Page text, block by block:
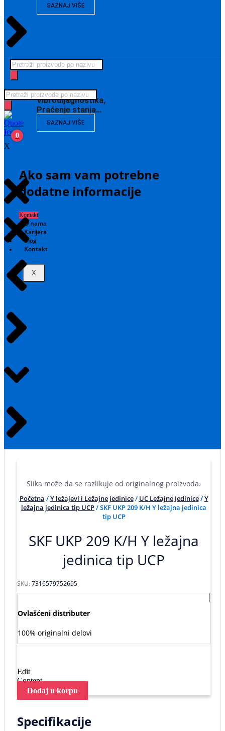
SAZNAJ VIŠE
Vibrodijagnostika,
Praćenje stanja…
SAZNAJ VIŠE
Ako sam vam potrebne
dodatne informacije
Kontakt
O nama
Karijera
Blog
Kontakt
X
Products
search
Products
search
0
X
Slika može da se razlikuje od originalnog proizvoda.
Početna /Y ležajevi i Ležajne jedinice/ UC Ležajne Jedinice/Y
ležajna jedinica tip UCP/ SKF UKP 209 K/H Y ležajna jedinica
tip UCP
SKF UKP 209 K/H Y ležajna
jedinica tip UCP
SKU:7316579752695
Ovlašćeni distributer
100% originalni delovi
Edit
Content
Dodaj u korpu
Specifikacije